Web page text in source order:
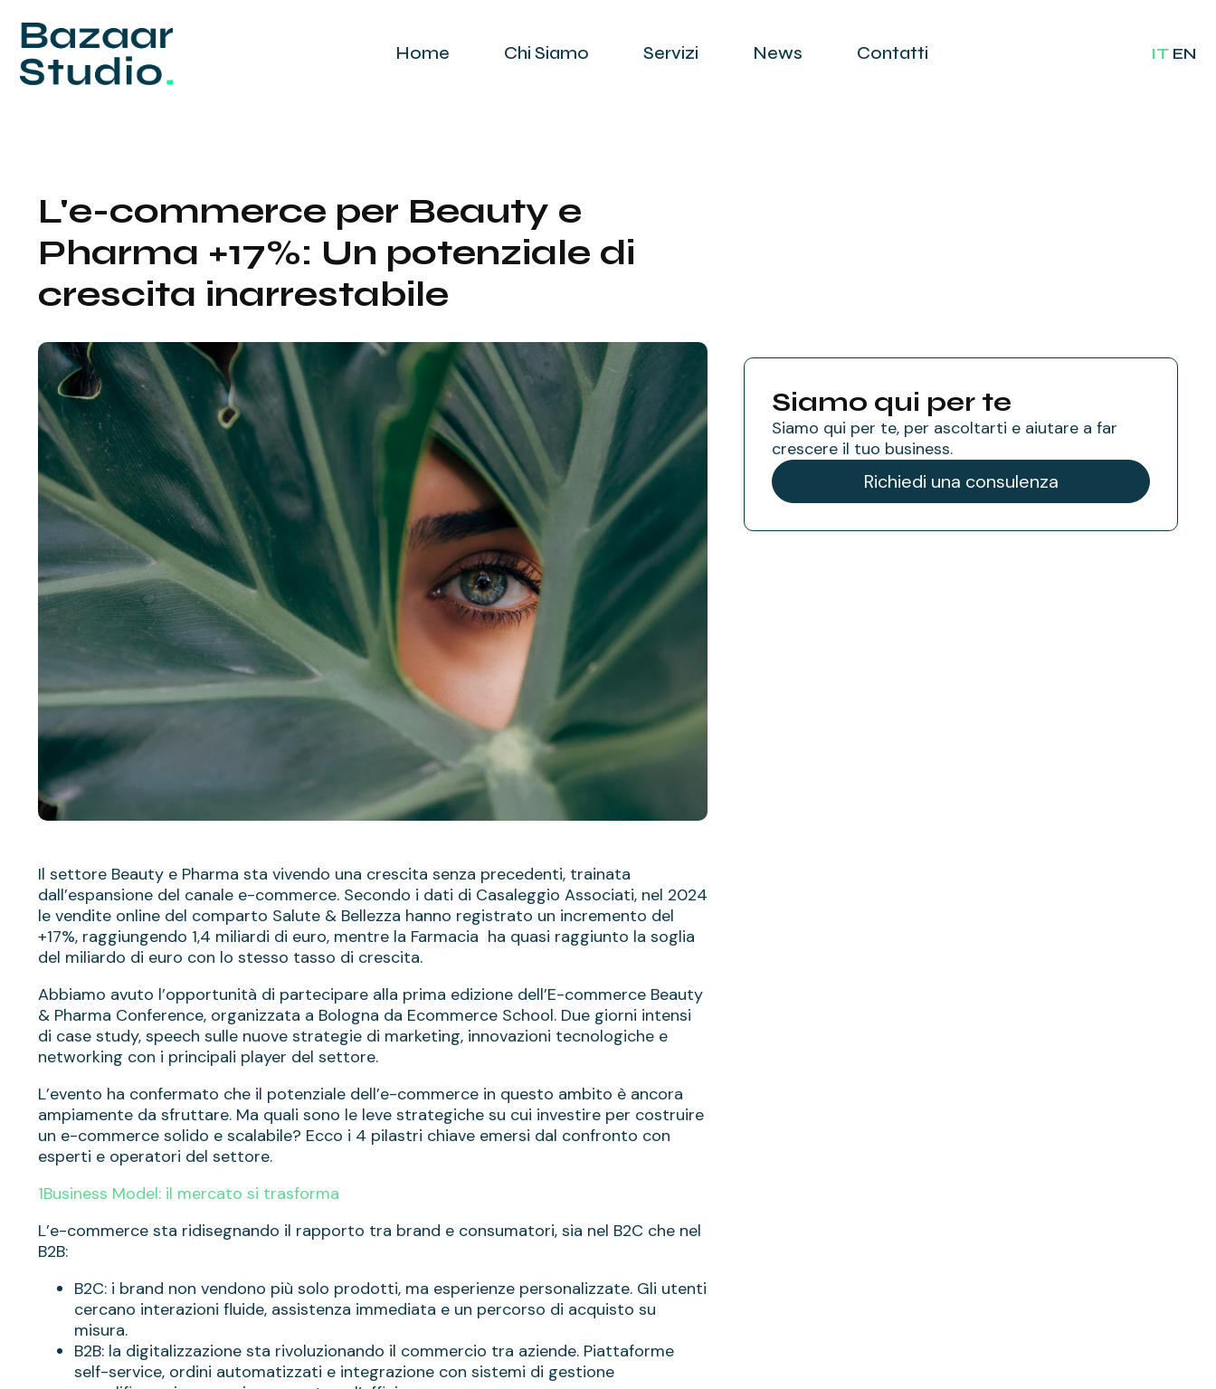
Home Chi Siamo Servizi News Contatti IT EN
L'e-commerce per Beauty e
Pharma +17%: Un potenziale di
crescita inarrestabile
Il settore Beauty e Pharma sta vivendo una crescita senza precedenti, trainata
dall’espansione del canale e-commerce. Secondo i dati di Casaleggio Associati, nel 2024
le vendite online del comparto Salute & Bellezza hanno registrato un incremento del
+17%, raggiungendo 1,4 miliardi di euro, mentre la Farmacia ha quasi raggiunto la soglia
del miliardo di euro con lo stesso tasso di crescita.
Abbiamo avuto l’opportunità di partecipare alla prima edizione dell’E-commerce Beauty
& Pharma Conference, organizzata a Bologna da Ecommerce School. Due giorni intensi
di case study, speech sulle nuove strategie di marketing, innovazioni tecnologiche e
networking con i principali player del settore.
L’evento ha confermato che il potenziale dell’e-commerce in questo ambito è ancora
ampiamente da sfruttare. Ma quali sono le leve strategiche su cui investire per costruire
un e-commerce solido e scalabile? Ecco i 4 pilastri chiave emersi dal confronto con
esperti e operatori del settore.
1️Business Model: il mercato si trasforma
L’e-commerce sta ridisegnando il rapporto tra brand e consumatori, sia nel B2C che nel
B2B:
B2C: i brand non vendono più solo prodotti, ma esperienze personalizzate. Gli utenti
cercano interazioni fluide, assistenza immediata e un percorso di acquisto su
misura.
B2B: la digitalizzazione sta rivoluzionando il commercio tra aziende. Piattaforme
self-service, ordini automatizzati e integrazione con sistemi di gestione
Siamo qui per te
Siamo qui per te, per ascoltarti e aiutare a far
crescere il tuo business.
Richiedi una consulenza